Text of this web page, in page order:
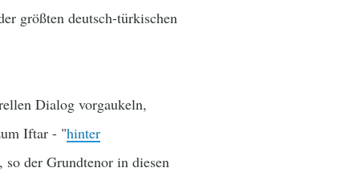
größten deutsch-türkischen
Dialog vorgaukeln,
Iftar - "hinter
der Grundtenor in diesen